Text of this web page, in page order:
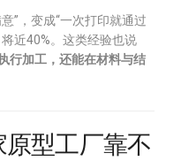
”，变成“一次打印就通过
近40%。这类经验也说
行加工，还能在材料与结
型工厂靠不